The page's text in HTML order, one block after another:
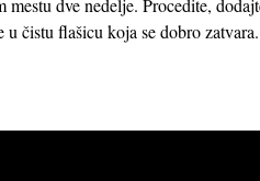
mestu dve nedelje. Procedite,
u čistu flašicu koja se dobro